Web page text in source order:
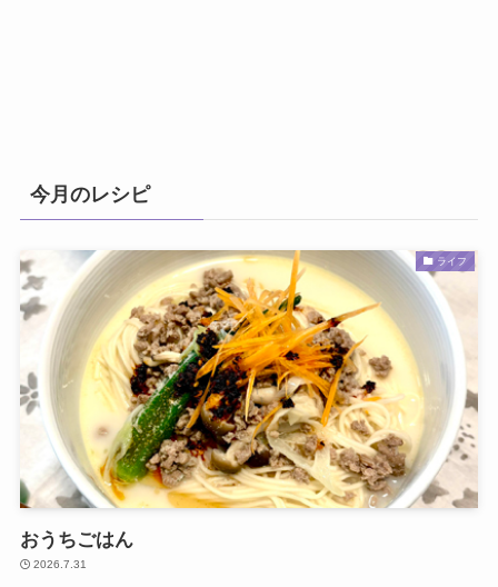
今月のレシピ
ライフ
おうちごはん
2026.7.31